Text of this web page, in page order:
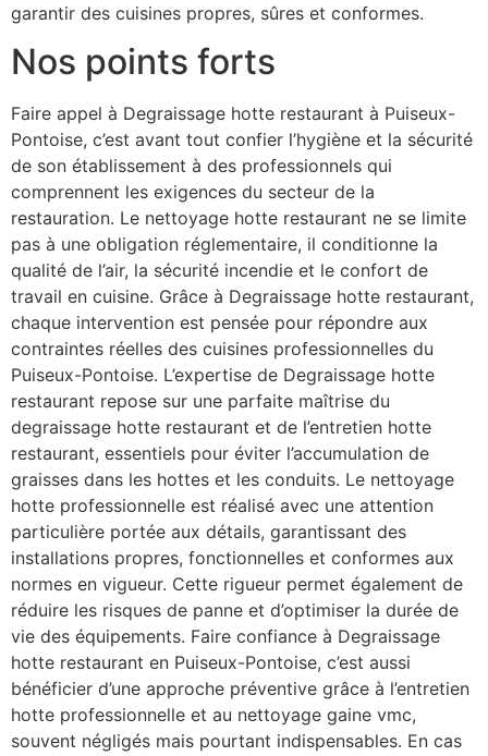
garantir des cuisines propres, sûres et conformes.
Nos points forts
Faire appel à Degraissage hotte restaurant à Puiseux-
Pontoise, c’est avant tout confier l’hygiène et la sécurité
de son établissement à des professionnels qui
comprennent les exigences du secteur de la
restauration. Le nettoyage hotte restaurant ne se limite
pas à une obligation réglementaire, il conditionne la
qualité de l’air, la sécurité incendie et le confort de
travail en cuisine. Grâce à Degraissage hotte restaurant,
chaque intervention est pensée pour répondre aux
contraintes réelles des cuisines professionnelles du
Puiseux-Pontoise. L’expertise de Degraissage hotte
restaurant repose sur une parfaite maîtrise du
degraissage hotte restaurant et de l’entretien hotte
restaurant, essentiels pour éviter l’accumulation de
graisses dans les hottes et les conduits. Le nettoyage
hotte professionnelle est réalisé avec une attention
particulière portée aux détails, garantissant des
installations propres, fonctionnelles et conformes aux
normes en vigueur. Cette rigueur permet également de
réduire les risques de panne et d’optimiser la durée de
vie des équipements. Faire confiance à Degraissage
hotte restaurant en Puiseux-Pontoise, c’est aussi
bénéficier d’une approche préventive grâce à l’entretien
hotte professionnelle et au nettoyage gaine vmc,
souvent négligés mais pourtant indispensables. En cas